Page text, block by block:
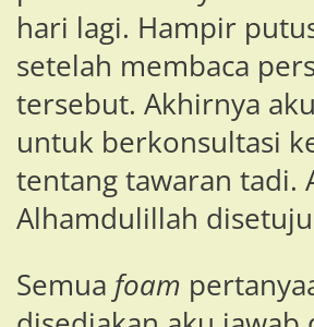
hari lagi. Hampir
setelah membaca
tersebut. Akhirnya
untuk berkonsultasi
tentang tawaran tadi.
Alhamdulillah
Semua foam